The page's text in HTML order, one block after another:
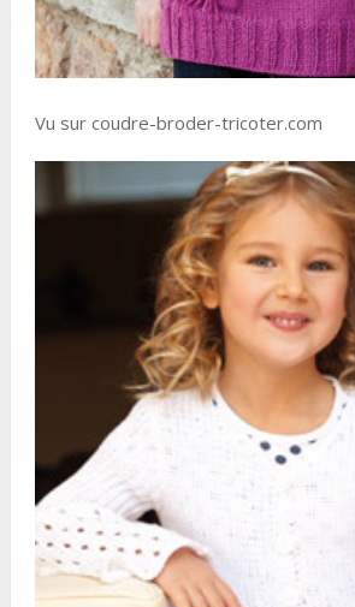
Vu sur coudre-broder-tricoter.com